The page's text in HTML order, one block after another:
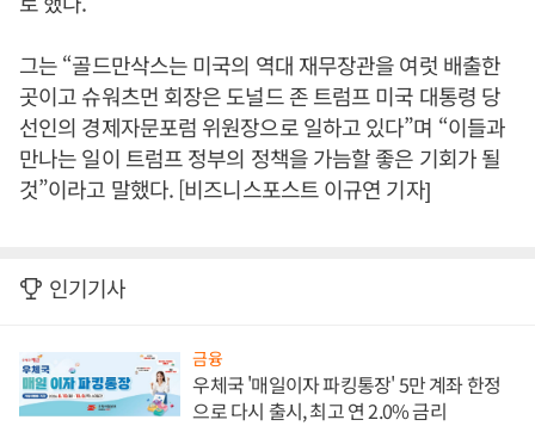
그는 “골드만삭스는 미국의 역대 재무장관을 여럿 배출한
곳이고 슈워츠먼 회장은 도널드 존 트럼프 미국 대통령 당
선인의 경제자문포럼 위원장으로 일하고 있다”며 “이들과
만나는 일이 트럼프 정부의 정책을 가늠할 좋은 기회가 될
것”이라고 말했다. [비즈니스포스트 이규연 기자]
인기기사
금융
우체국 '매일이자 파킹통장' 5만 계좌 한정
으로 다시 출시, 최고 연 2.0% 금리